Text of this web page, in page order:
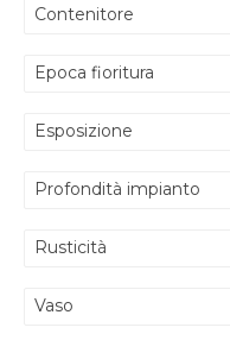
Contenitore
Epoca fioritura
Esposizione
Profondità impianto
Rusticità
Vaso